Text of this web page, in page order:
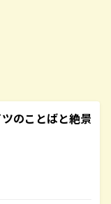
のことばと絶景